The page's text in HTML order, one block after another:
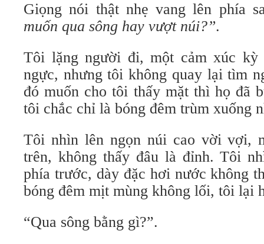
Giọng nói thật nhẹ vang lên phía
muốn qua sông hay vượt núi?”.
Tôi lặng người đi, một cảm xúc
ngực, nhưng tôi không quay lại tìm
đó muốn cho tôi thấy mặt thì họ đã
tôi chắc chỉ là bóng đêm trùm xuống
Tôi nhìn lên ngọn núi cao vời vợi,
trên, không thấy đâu là đỉnh. Tôi
phía trước, dày đặc hơi nước không
bóng đêm mịt mùng không lối, tôi lại
“Qua sông bằng gì?”.